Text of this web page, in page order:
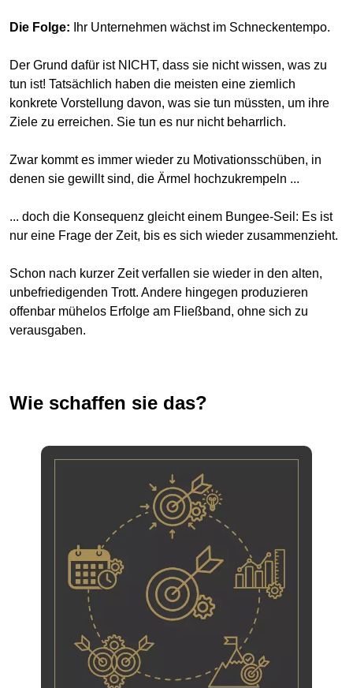
Die Folge: Ihr Unternehmen wächst im Schneckentempo.
Der Grund dafür ist NICHT, dass sie nicht wissen, was zu
tun ist! Tatsächlich haben die meisten eine ziemlich
konkrete Vorstellung davon, was sie tun müssten, um ihre
Ziele zu erreichen. Sie tun es nur nicht beharrlich.
Zwar kommt es immer wieder zu Motivationsschüben, in
denen sie gewillt sind, die Ärmel hochzukrempeln ...
... doch die Konsequenz gleicht einem Bungee-Seil: Es ist
nur eine Frage der Zeit, bis es sich wieder zusammenzieht.
Schon nach kurzer Zeit verfallen sie wieder in den alten,
unbefriedigenden Trott. Andere hingegen produzieren
offenbar mühelos Erfolge am Fließband, ohne sich zu
verausgaben.
Wie schaffen sie das?